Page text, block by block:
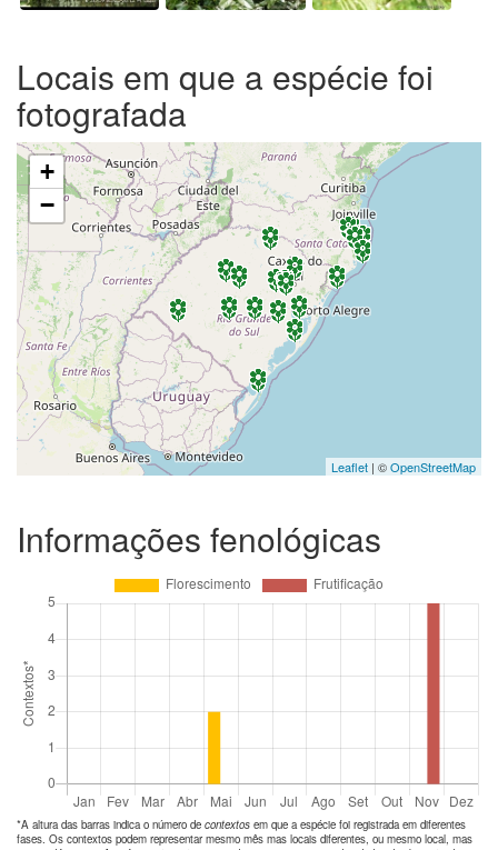
Locais em que a espécie foi
fotografada
+
−
Leaflet | ©OpenStreetMap
Informações fenológicas
*A altura das barras indica o número de contextos em que a espécie foi registrada em diferentes
fases. Os contextos podem representar mesmo mês mas locais diferentes, ou mesmo local, mas